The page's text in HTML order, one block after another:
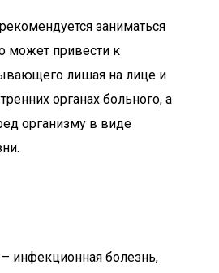
заниматься
может привести к
лишая на лице и
органах больного, а
организму в виде
инфекционная болезнь,